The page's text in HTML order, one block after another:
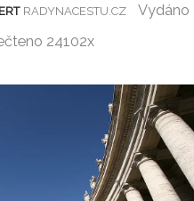
RADYNACESTU.CZ
Vydáno
24102x